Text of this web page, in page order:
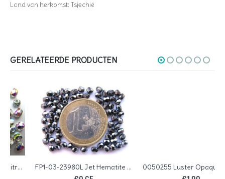
Land van herkomst: Tsjechië
GERELATEERDE PRODUCTEN
FP1-03-23980L Jet Hematite Czech Glass Facet Firepolish 3mm 50 stuks 0050255 Luster Opaque Light Red Czech Glass Facet Firepolish 3mm 60 stuks